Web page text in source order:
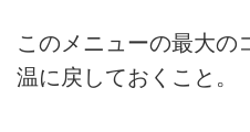
このメニューの最大の
温に戻しておくこと。